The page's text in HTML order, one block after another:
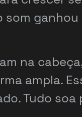
som ganhou
na
ampla.
Tudo soa